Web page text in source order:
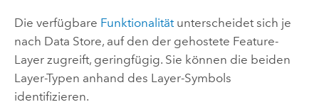
Die verfügbare Funktionalitätunterscheidet sich je
nach Data Store, auf den der gehostete Feature-
Layer zugreift, geringfügig. Sie können die beiden
Layer-Typen anhand des Layer-Symbols
identifizieren.